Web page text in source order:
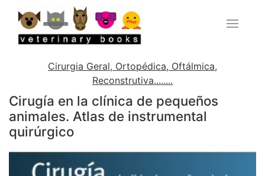
Cirurgia Geral, Ortopédica, Oftálmica,
Reconstrutiva........
Cirugía en la clínica de pequeños
animales. Atlas de instrumental
quirúrgico